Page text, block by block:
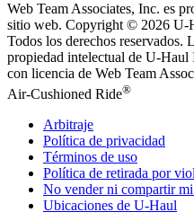
Web Team Associates, Inc. es
sitio web. Copyright © 2026 U-
Todos los derechos reservados.
propiedad intelectual de U-Haul
con licencia de Web Team
Air-Cushioned Ride®
Arbitraje
Política de privacidad
Términos de uso
Política de retirada por
No vender ni compartir
Ubicaciones de U-Haul